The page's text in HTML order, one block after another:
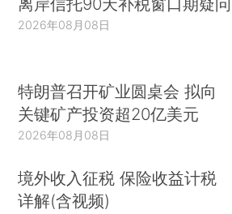
2026年08月08日
特朗普召开矿业圆桌会 拟向
关键矿产投资超20亿美元
2026年08月08日
境外收入征税 保险收益计税
详解(含视频)